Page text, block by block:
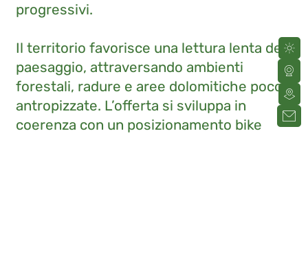
progressivi.
Il territorio favorisce una lettura lenta del
paesaggio, attraversando ambienti
forestali, radure e aree dolomitiche poco
antropizzate. L’offerta si sviluppa in
coerenza con un posizionamento bike